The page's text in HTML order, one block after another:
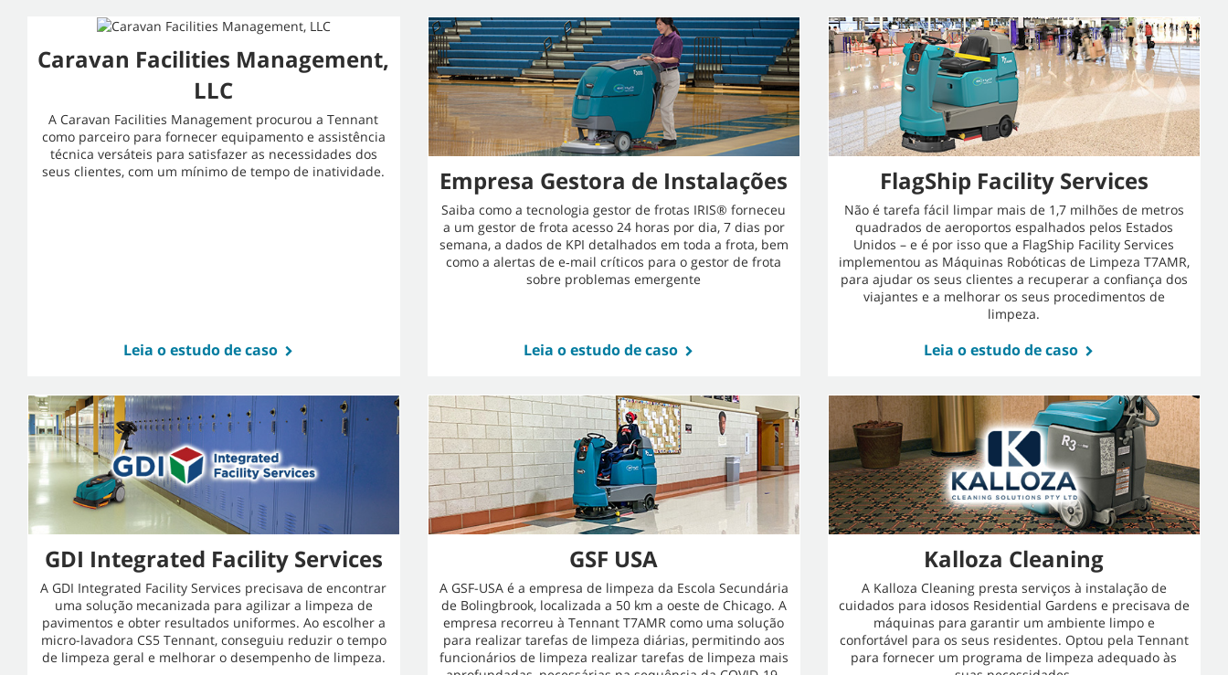
Caravan Facilities Management,
LLC
A Caravan Facilities Management procurou a Tennant
como parceiro para fornecer equipamento e assistência
técnica versáteis para satisfazer as necessidades dos
seus clientes, com um mínimo de tempo de inatividade.
Leia o estudo de caso
Empresa Gestora de Instalações
Saiba como a tecnologia gestor de frotas IRIS® forneceu
a um gestor de frota acesso 24 horas por dia, 7 dias por
semana, a dados de KPI detalhados em toda a frota, bem
como a alertas de e‑mail críticos para o gestor de frota
sobre problemas emergente
Leia o estudo de caso
FlagShip Facility Services
Não é tarefa fácil limpar mais de 1,7 milhões de metros
quadrados de aeroportos espalhados pelos Estados
Unidos – e é por isso que a FlagShip Facility Services
implementou as Máquinas Robóticas de Limpeza T7AMR,
para ajudar os seus clientes a recuperar a confiança dos
viajantes e a melhorar os seus procedimentos de
limpeza.
Leia o estudo de caso
GDI Integrated Facility Services
A GDI Integrated Facility Services precisava de encontrar
uma solução mecanizada para agilizar a limpeza de
pavimentos e obter resultados uniformes. Ao escolher a
micro-lavadora CS5 Tennant, conseguiu reduzir o tempo
de limpeza geral e melhorar o desempenho de limpeza.
GSF USA
A GSF-USA é a empresa de limpeza da Escola Secundária
de Bolingbrook, localizada a 50 km a oeste de Chicago. A
empresa recorreu à Tennant T7AMR como uma solução
para realizar tarefas de limpeza diárias, permitindo aos
funcionários de limpeza realizar tarefas de limpeza mais
Kalloza Cleaning
A Kalloza Cleaning presta serviços à instalação de
cuidados para idosos Residential Gardens e precisava de
máquinas para garantir um ambiente limpo e
confortável para os seus residentes. Optou pela Tennant
para fornecer um programa de limpeza adequado às